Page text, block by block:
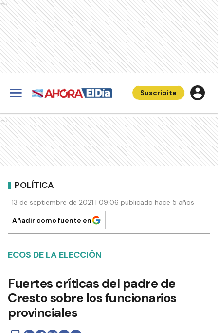
Ads
Suscribite
Ads
POLÍTICA
13 de septiembre de 2021 | 09:06 publicado hace 5 años
Añadir como fuente en
ECOS DE LA ELECCIÓN
Fuertes críticas del padre de
Cresto sobre los funcionarios
provinciales